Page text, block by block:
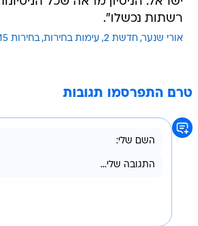
רשתות נכשלו".
אורי שנער חדשת 2 עימות בחירות בחירות 2015
טרם התפרסמו תגובות